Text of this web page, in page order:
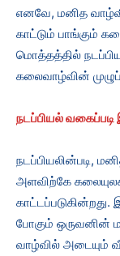
எனவே, மனித
காட்டும் பாங்கும்
மொத்தத்தில்
கலைவாழ்வின்
நடப்பியல்
நடப்பியலின்படி,
அளவிற்கே
போகும் ஒருவனின்
வாழ்வில் அடையும்